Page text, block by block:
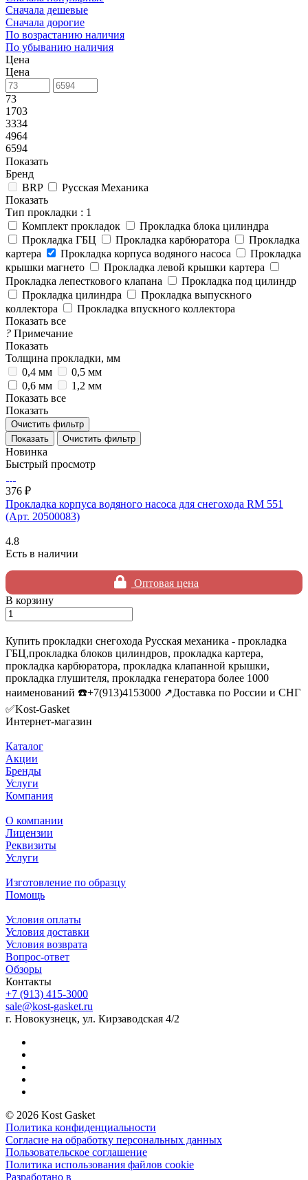
Сначала дешевые
Сначала дорогие
По возрастанию наличия
По убыванию наличия
Цена
Цена
73
1703
3334
4964
6594
Показать
Бренд
BRP
Русская Механика
Показать
Тип прокладки : 1
Комплект прокладок
Прокладка блока цилиндра
Прокладка ГБЦ
Прокладка карбюратора
Прокладка
картера
Прокладка корпуса водяного насоса
Прокладка
крышки магнето
Прокладка левой крышки картера
Прокладка лепесткового клапана
Прокладка под цилиндр
Прокладка цилиндра
Прокладка выпускного
коллектора
Прокладка впускного коллектора
Показать все
? Примечание
Показать
Толщина прокладки, мм
0,4 мм
0,5 мм
0,6 мм
1,2 мм
Показать все
Показать
Очистить фильтр
Очистить фильтр
Новинка
Быстрый просмотр
376 ₽
Прокладка корпуса водяного насоса для снегохода RM 551
(Арт. 20500083)
4.8
Есть в наличии
Оптовая цена
В корзину
Купить прокладки снегохода Русская механика - прокладка
ГБЦ,прокладка блоков цилиндров, прокладка картера,
прокладка карбюратора, прокладка клапанной крышки,
прокладка глушителя, прокладка генератора более 1000
наименований ☎️+7(913)4153000 ↗️Доставка по России и СНГ
✅Kost-Gasket
Интернет-магазин
Каталог
Акции
Бренды
Услуги
Компания
О компании
Лицензии
Реквизиты
Услуги
Изготовление по образцу
Помощь
Условия оплаты
Условия доставки
Условия возврата
Вопрос-ответ
Обзоры
Контакты
+7 (913) 415-3000
sale@kost-gasket.ru
г. Новокузнецк, ул. Кирзаводская 4/2
© 2026 Kost Gasket
Политика конфиденциальности
Согласие на обработку персональных данных
Пользовательское соглашение
Политика использования файлов cookie
Разработано в